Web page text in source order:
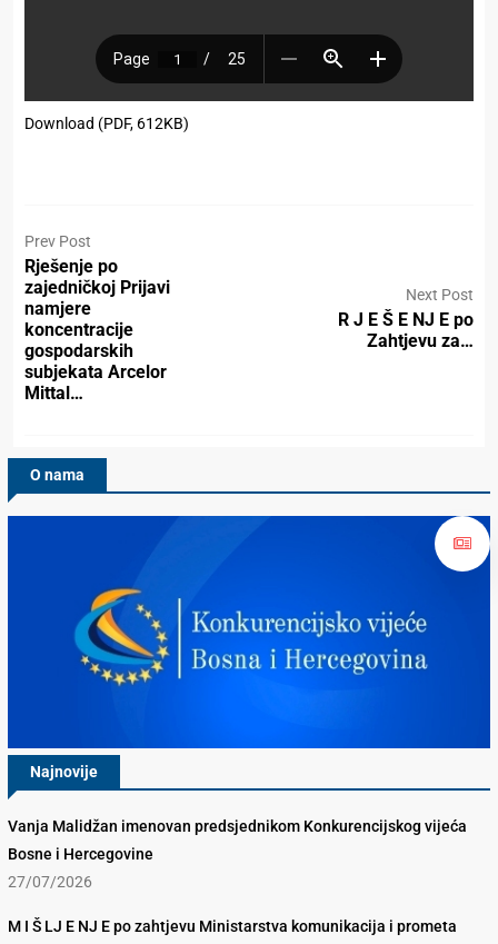
Download (PDF, 612KB)
Prev Post
Rješenje po
zajedničkoj Prijavi
namjere
koncentracije
gospodarskih
subjekata Arcelor
Mittal…
Next Post
R J E Š E NJ E po
Zahtjevu za…
O nama
Najnovije
Vanja Malidžan imenovan predsjednikom Konkurencijskog vijeća
Bosne i Hercegovine
27/07/2026
M I Š LJ E NJ E po zahtjevu Ministarstva komunikacija i prometa